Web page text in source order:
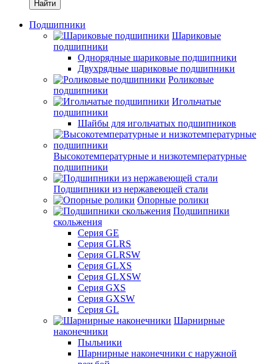
Найти
Подшипники
Шариковые
подшипники
Однорядные шариковые подшипники
Двухрядные шариковые подшипники
Роликовые
подшипники
Игольчатые
подшипники
Шайбы для игольчатых подшипников
Высокотемпературные и низкотемпературные
подшипники
Подшипники из нержавеющей стали
Опорные ролики
Подшипники
скольжения
Серия GE
Серия GLRS
Серия GLRSW
Серия GLXS
Серия GLXSW
Серия GXS
Серия GXSW
Серия GL
Шарнирные
наконечники
Пыльники
Шарнирные наконечники с наружной